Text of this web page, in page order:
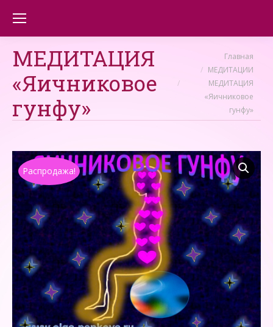
МЕДИТАЦИЯ
«Яичниковое
гунфу»
Главная
МЕДИТАЦИИ
МЕДИТАЦИЯ
«Яичниковое
гунфу»
Распродажа!